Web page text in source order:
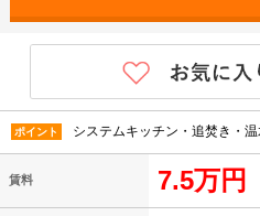
ポイント システムキッチン・追焚き・
賃料 7.5万円